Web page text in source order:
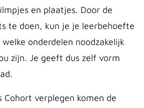
en plaatjes. Door de
te doen, kun je je leerbehoefte
onderdelen noodzakelijk
zijn. Je geeft dus zelf vorm
Cohort verplegen komen de